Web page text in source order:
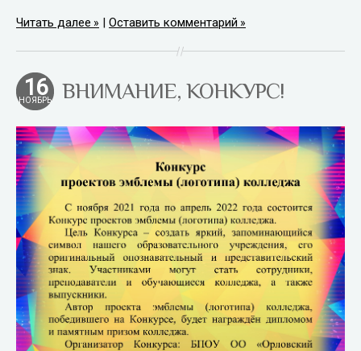
Читать далее Оставить комментарий
16
НОЯБРЬ ВНИМАНИЕ, КОНКУРС!